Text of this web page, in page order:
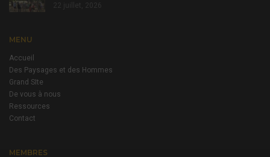
MENU
Accueil
Des Paysages et des Hommes
Grand SIte
De vous à nous
Ressources
Contact
MEMBRES